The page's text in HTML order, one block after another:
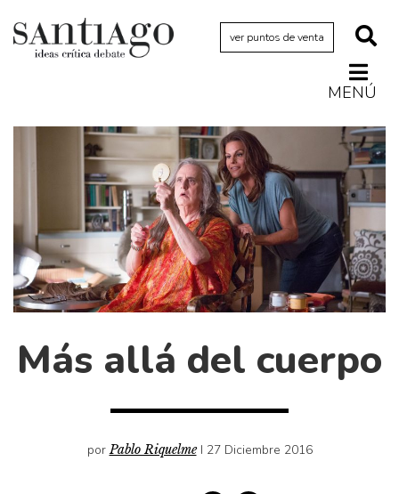
ver puntos de venta
MENÚ
Archivo Cenfoto-UDP
Arquetipos de situación
Artes visuales
Ciencia
Cine y televisión
Ciudad
Críticas
Documentos
Más allá del cuerpo
porPablo Riquelme I 27 Diciembre 2016